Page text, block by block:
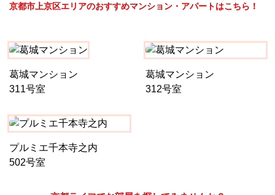
京都市上京区エリアのおすすめマンション・アパートはこちら！
葛城マンション
311号室
葛城マンション
312号室
プルミエ千本寺之内
502号室